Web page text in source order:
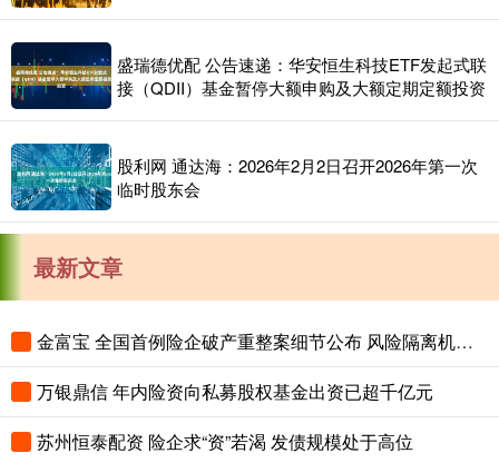
盛瑞德优配 公告速递：华安恒生科技ETF发起式联
接（QDII）基金暂停大额申购及大额定期定额投资
股利网 通达海：2026年2月2日召开2026年第一次
临时股东会
最新文章
金富宝 全国首例险企破产重整案细节公布 风险隔离机制保障保单债权人权益
万银鼎信 年内险资向私募股权基金出资已超千亿元
苏州恒泰配资 险企求“资”若渴 发债规模处于高位